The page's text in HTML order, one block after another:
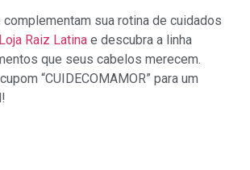
complementam sua rotina de cuidados
Loja Raiz Latina e descubra a linha
que seus cabelos merecem.
“CUIDECOMAMOR” para um